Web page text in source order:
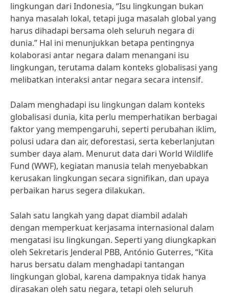
lingkungan dari Indonesia, “Isu lingkungan bukan
hanya masalah lokal, tetapi juga masalah global yang
harus dihadapi bersama oleh seluruh negara di
dunia.” Hal ini menunjukkan betapa pentingnya
kolaborasi antar negara dalam menangani isu
lingkungan, terutama dalam konteks globalisasi yang
melibatkan interaksi antar negara secara intensif.
Dalam menghadapi isu lingkungan dalam konteks
globalisasi dunia, kita perlu memperhatikan berbagai
faktor yang mempengaruhi, seperti perubahan iklim,
polusi udara dan air, deforestasi, serta keberlanjutan
sumber daya alam. Menurut data dari World Wildlife
Fund (WWF), kegiatan manusia telah menyebabkan
kerusakan lingkungan secara signifikan, dan upaya
perbaikan harus segera dilakukan.
Salah satu langkah yang dapat diambil adalah
dengan memperkuat kerjasama internasional dalam
mengatasi isu lingkungan. Seperti yang diungkapkan
oleh Sekretaris Jenderal PBB, António Guterres, “Kita
harus bersatu dalam menghadapi tantangan
lingkungan global, karena dampaknya tidak hanya
dirasakan oleh satu negara, tetapi oleh seluruh